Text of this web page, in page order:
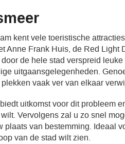
kent vele toeristische
Anne Frank Huis, de Red Light
de hele stad verspreid
uitgaansgelegenheden.
vaak ver van elkaar
biedt uitkomst voor dit probleem
Vervolgens zal u zo snel
plaats van bestemming. Ideaal
van de stad wilt zien.